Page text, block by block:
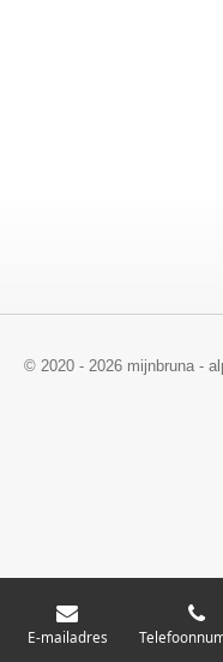
© 2020 - 2026 mijnbruna -
E-mailadres